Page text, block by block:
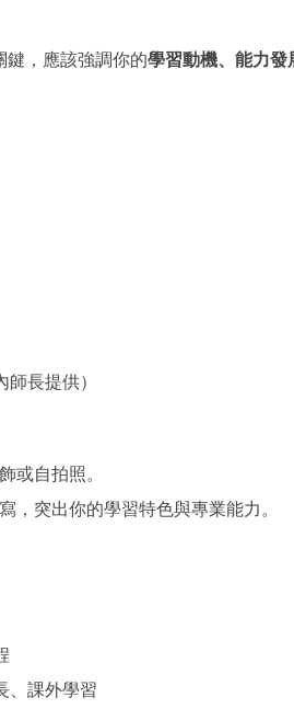
鍵，應該強調你的學習動機、能力發
長提供）
或自拍照。
，突出你的學習特色與專業能力。
、課外學習